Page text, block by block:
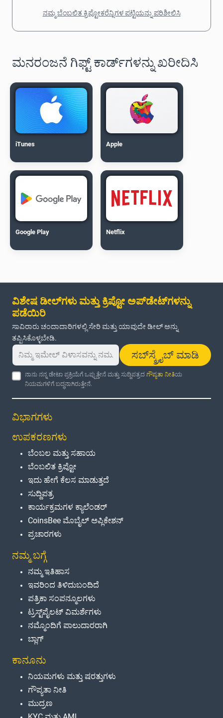
ನಮ್ಮ ಬೆಂಬಲಿತ ಕ್ರಿಪ್ಟೋಕರೆನ್ಸಿಗಳ ಪಟ್ಟಿಯನ್ನು ಪರಿಶೀಲಿಸಿ
ಮನರಂಜನೆ ಗಿಫ್ಟ್ ಕಾರ್ಡ್‌ಗಳನ್ನು ಖರೀದಿಸಿ
iTunes Apple
Google Play Netflix
ವಿಶೇಷ ಡೀಲ್‌ಗಳು ಮತ್ತು ಕ್ರಿಪ್ಟೋ ಅಪ್‌ಡೇಟ್‌ಗಳನ್ನು
ಪಡೆಯಿರಿ
ಸಾವಿರಾರು ಚಂದಾದಾರಿಗಳಲ್ಲಿ ಸೇರಿ ಮತ್ತು ಯಾವುದೇ ಡೀಲ್ ಅನ್ನು
ತಪ್ಪಿಸಿಕೊಳ್ಳಬೇಡಿ.
ಸಬ್‌ಸ್ಕ್ರೈಬ್ ಮಾಡಿ
ನಾನು ನನ್ನ ಡೇಟಾ ಪ್ರಕ್ರಿಯೆಗೆ ಒಪ್ಪುತ್ತೇನೆ ಮತ್ತು ಸುದ್ದಿಪತ್ರದಗೌಪ್ಯತಾ ನೀತಿಯ
ನಿಯಮಗಳಿಗೆ ಬದ್ಧನಾಗಿರುತ್ತೇನೆ.
ವಿಭಾಗಗಳು
ಉಪಕರಣಗಳು
ಬೆಂಬಲ ಮತ್ತು ಸಹಾಯ
ಬೆಂಬಲಿತ ಕ್ರಿಪ್ಟೋ
ಇದು ಹೇಗೆ ಕೆಲಸ ಮಾಡುತ್ತದೆ
ಸುದ್ದಿಪತ್ರ
ಕಾರ್ಯಕ್ರಮಗಳ ಕ್ಯಾಲೆಂಡರ್
CoinsBee ಮೊಬೈಲ್ ಅಪ್ಲಿಕೇಶನ್
ಪ್ರಚಾರಗಳು
ನಮ್ಮ ಬಗ್ಗೆ
ನಮ್ಮ ಇತಿಹಾಸ
ಇವರಿಂದ ತಿಳಿದುಬಂದಿದೆ
ಪತ್ರಿಕಾ ಸಂಪನ್ಮೂಲಗಳು
ಟ್ರಸ್ಟ್‌ಪೈಲಟ್ ವಿಮರ್ಶೆಗಳು
ನಮ್ಮೊಂದಿಗೆ ಪಾಲುದಾರರಾಗಿ
ಬ್ಲಾಗ್
ಕಾನೂನು
ನಿಯಮಗಳು ಮತ್ತು ಷರತ್ತುಗಳು
ಗೌಪ್ಯತಾ ನೀತಿ
ಮುದ್ರಣ